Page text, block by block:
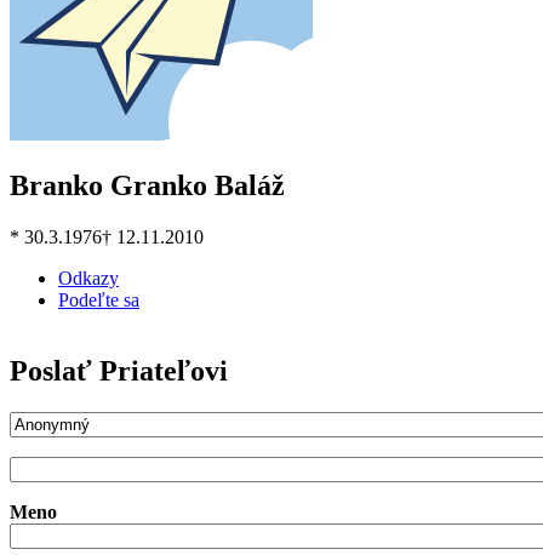
Branko Granko Baláž
* 30.3.1976† 12.11.2010
Odkazy
Podeľte sa
Poslať Priateľovi
odosielateľ-meno
Meno